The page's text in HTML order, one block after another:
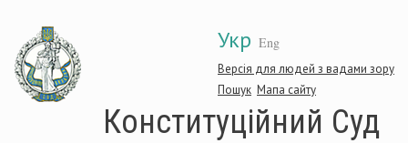
основного
матеріалу
Укр Eng
Версія для людей з вадами зору
Пошук Мапа сайту
Конституційний Суд